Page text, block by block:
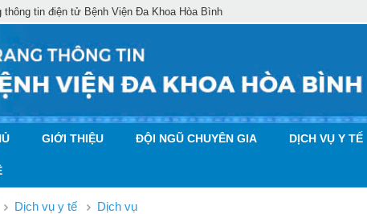
thông tin điện tử Bệnh Viện Đa Khoa Hòa Bình
GIỚI THIỆU ĐỘI NGŨ CHUYÊN GIA DỊCH VỤ Y TẾ
Dịch vụ y tế Dịch vụ